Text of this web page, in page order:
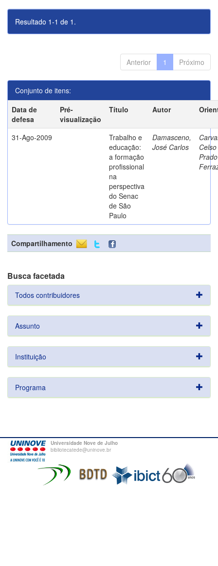
Resultado 1-1 de 1.
Anterior 1 Próximo
Conjunto de itens:
Data de
defesa
Pré-
visualização
Título Autor
31-Ago-2009
Trabalho e
educação:
a formação
profissional
na
perspectiva
do Senac
de São
Paulo
Damasceno,
José Carlos
Prado
Compartilhamento
Busca facetada
Todos contribuidores
Assunto
Instituição
Programa
Universidade Nove de Julho
bibliotecatede@uninove.br